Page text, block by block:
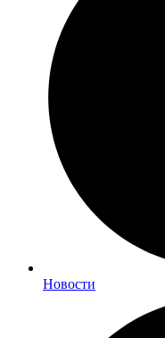
Новости